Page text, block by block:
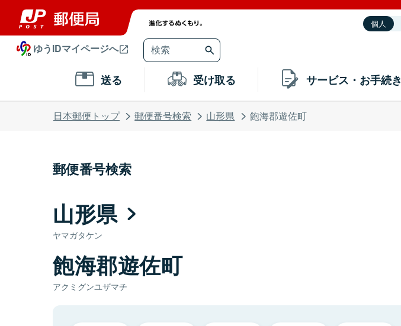
個人
ゆうIDマイページへ
送る 受け取る サービス・お手続き
日本郵便トップ 郵便番号検索 山形県 飽海郡遊佐町
郵便番号検索
山形県
ヤマガタケン
飽海郡遊佐町
アクミグンユザマチ